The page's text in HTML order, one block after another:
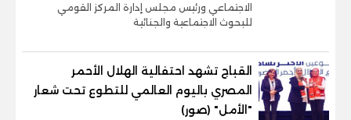
الاجتماعي ورئيس مجلس إدارة المركز القومي
للبحوث الاجتماعية والجنائية
القباج تشهد احتفالية الهلال الأحمر
المصري باليوم العالمي للتطوع تحت شعار
"الأمل" (صور)